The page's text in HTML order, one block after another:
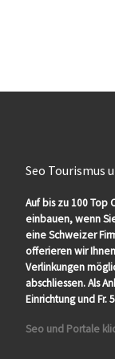
Seo Tourismus
Auf bis zu 100 Top
einbauen, wenn
eine Schweizer
offerieren wir
Verlinkungen
abschliessen. Als
Einrichtung und Fr.
Seo und Portale